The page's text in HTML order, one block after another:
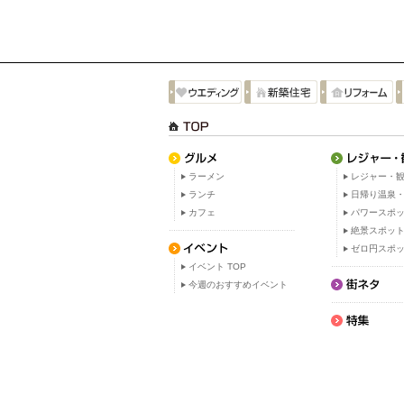
ラーメン
ランチ
カフェ
イベント TOP
今週のおすすめイベント
レジャー・
日帰り温泉
パワースポ
絶景スポット
ゼロ円スポ